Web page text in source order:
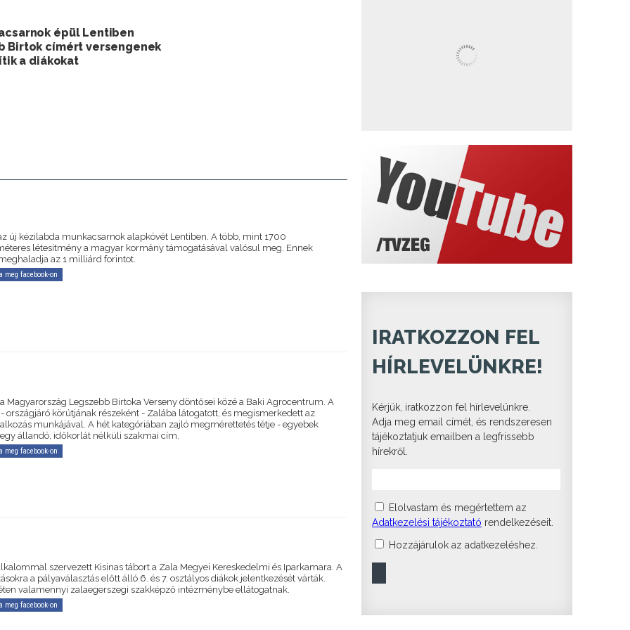
épül Lentiben
Birtok címért versengenek
a diákokat
új kézilabda munkacsarnok alapkövét Lentiben. A több, mint 1700
létesítmény a magyar kormány támogatásával valósul meg. Ennek
az 1 milliárd forintot.
meg facebook-on
Magyarország Legszebb Birtoka Verseny döntősei közé a Baki Agrocentrum. A
országjáró körútjának részeként - Zalába látogatott, és megismerkedett az
munkájával. A hét kategóriában zajló megmérettetés tétje - egyebek
állandó, időkorlát nélküli szakmai cím.
meg facebook-on
szervezett Kisinas tábort a Zala Megyei Kereskedelmi és Iparkamara. A
a pályaválasztás előtt álló 6. és 7. osztályos diákok jelentkezését várták.
valamennyi zalaegerszegi szakképző intézménybe ellátogatnak.
meg facebook-on
IRATKOZZON FEL
HÍRLEVELÜNKRE!
Kérjük, iratkozzon fel hírlevelünkre.
Adja meg email címét, és rendszeresen
tájékoztatjuk emailben a legfrissebb
hírekről.
Elolvastam és megértettem az
Adatkezelési tájékoztató rendelkezéseit.
Hozzájárulok az adatkezeléshez.